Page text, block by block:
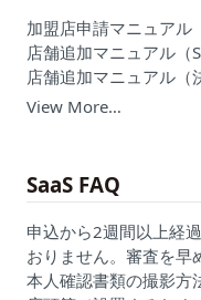
加盟店申請マニュアル
店舗追加マニュアル（
店舗追加マニュアル（
View More…
SaaS FAQ
申込から2週間以上経
おりません。審査を早
本人確認書類の撮影方